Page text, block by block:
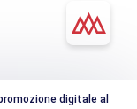
digitale al